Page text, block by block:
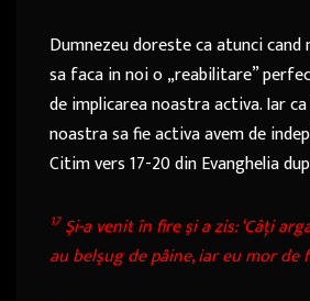
Dumnezeu doreste ca atunci
sa faca in noi o „reabilitare”
de implicarea noastra activa. Iar
noastra sa fie activa avem de
Citim vers 17-20 din Evanghelia
17 Şi-a venit în fire şi a zis: ‘Câţi
au belşug de pâine, iar eu mor de